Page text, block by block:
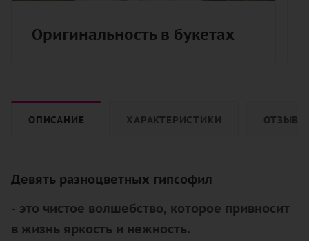
Оригинальность в букетах
ОПИСАНИЕ ХАРАКТЕРИСТИКИ ОТЗЫВЫ
Девять разноцветных гипсофил
- это чистое волшебство, которое привносит
в жизнь яркость и нежность.